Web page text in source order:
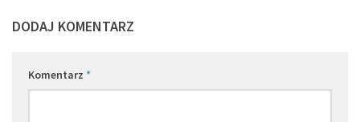
DODAJ KOMENTARZ
Komentarz *